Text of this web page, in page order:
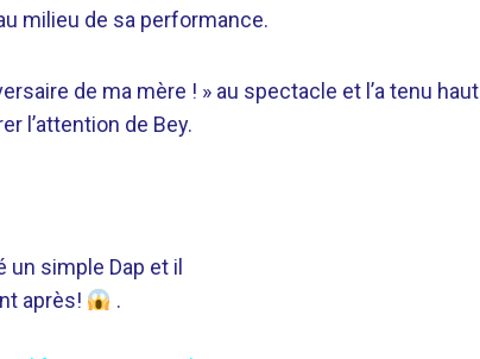
milieu de sa performance.
de ma mère ! » au spectacle et l’a tenu haut
l’attention de Bey.
un simple Dap et il
après!
.